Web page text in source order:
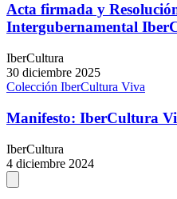
Acta firmada y
Intergubernamental
IberCultura
30 diciembre 2025
Colección IberCultura Viva
Manifesto: IberCultura
IberCultura
4 diciembre 2024